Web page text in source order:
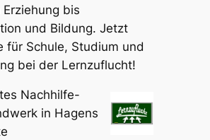
bis
und Bildung. Jetzt
für Schule, Studium und
bei der Lernzuflucht!
Nachhilfe-
in Hagens